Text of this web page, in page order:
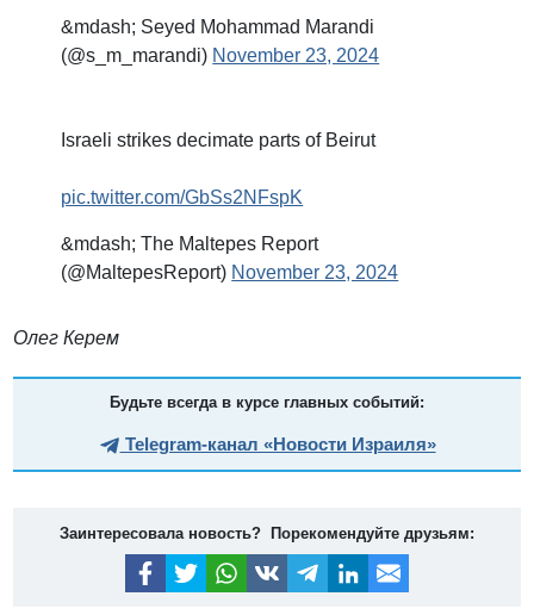
&mdash; Seyed Mohammad Marandi
(@s_m_marandi) November 23, 2024
Israeli strikes decimate parts of Beirut
pic.twitter.com/GbSs2NFspK
&mdash; The Maltepes Report
(@MaltepesReport) November 23, 2024
Олег Керем
Будьте всегда в курсе главных событий:
Telegram-канал «Новости Израиля»
Заинтересовала новость? Порекомендуйте друзьям: